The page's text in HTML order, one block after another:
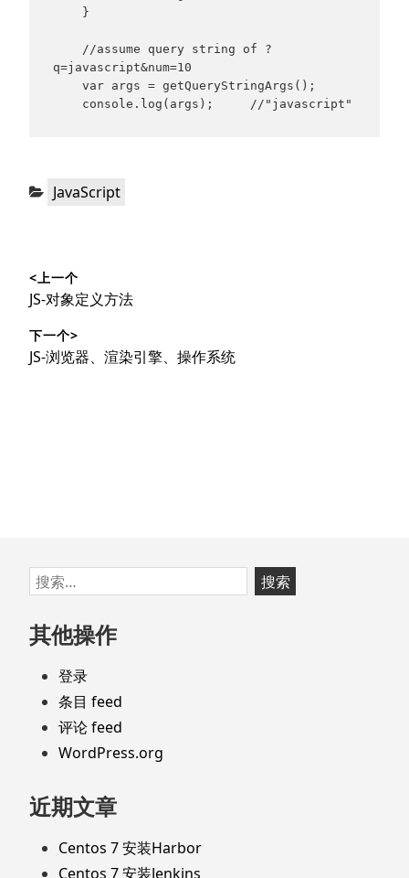
q=javascript&num=10
    console.log(args);     //"javascript"
分
类：
JavaScript
章
导
航
<上一个
上
文
章：
JS-对象定义方法
下一个>
下
JS-浏览器、渲染引擎、操作系统
跳
至
页
脚
搜
索：
其他操作
登录
条目 feed
评论 feed
WordPress.org
近期文章
Centos 7 安装Harbor
Centos 7 安装Jenkins